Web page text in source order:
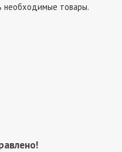
необходимые товары.